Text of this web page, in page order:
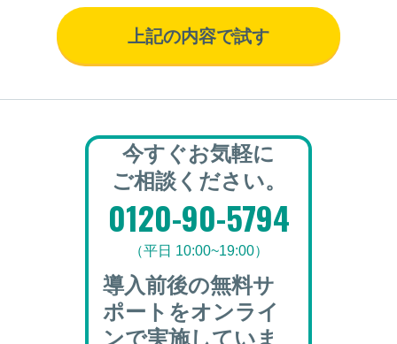
今すぐお気軽に
ご相談ください。
0120-90-5794
（平日 10:00~19:00）
導入前後の無料サ
ポートをオンライ
ンで実施していま